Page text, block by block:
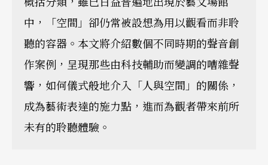
中，「空間」卻仍常被設想為用以觀看而非聆
聽的容器。本文將介紹數個不同時期的聲音創
作案例，呈現那些由科技輔助而變調的嘈雜聲
響，如何儀式般地介入「人與空間」的關係，
成為藝術表達的施力點，進而為觀者帶來前所
未有的聆聽體驗。